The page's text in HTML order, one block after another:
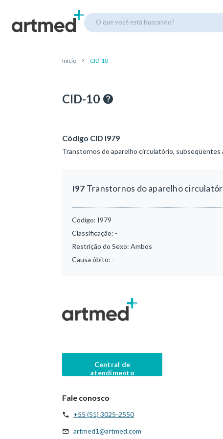
O que você está buscando?
Início CID-10
CID-10
Código CID I979
Transtornos do aparelho circulatório,
I97 Transtornos do aparelho
Código: I979
Classificação: -
Restrição do Sexo: Ambos
Causa óbito: -
Central de
atendimento
Fale conosco
+55 (51) 3025-2550
artmed1@artmed.com